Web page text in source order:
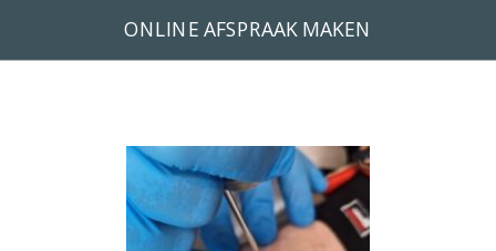
ONLINE AFSPRAAK MAKEN